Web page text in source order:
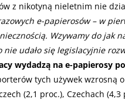
z nikotyną nieletnim nie
e-papierosów – w
Wzywamy do jak
udało się legislacyjnie
wydadzą na e-papierosy
tych używek wzrosną
(2,1 proc.), Czechach (4,3